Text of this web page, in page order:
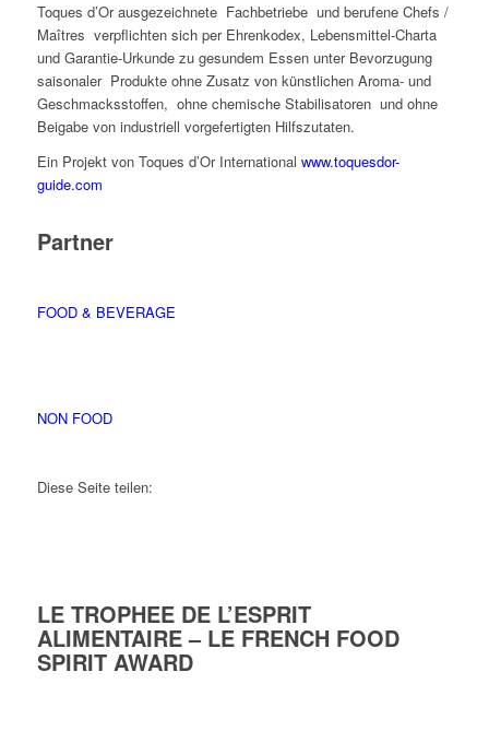
Toques d’Or ausgezeichnete Fachbetriebe und berufene Chefs /
Maîtres verpflichten sich per Ehrenkodex, Lebensmittel-Charta
und Garantie-Urkunde zu gesundem Essen unter Bevorzugung
saisonaler Produkte ohne Zusatz von künstlichen Aroma- und
Geschmacksstoffen, ohne chemische Stabilisatoren und ohne
Beigabe von industriell vorgefertigten Hilfszutaten.
Ein Projekt von Toques d’Or International www.toquesdor-
guide.com
Partner
FOOD & BEVERAGE
NON FOOD
Diese Seite teilen:
LE TROPHEE DE L’ESPRIT
ALIMENTAIRE – LE FRENCH FOOD
SPIRIT AWARD